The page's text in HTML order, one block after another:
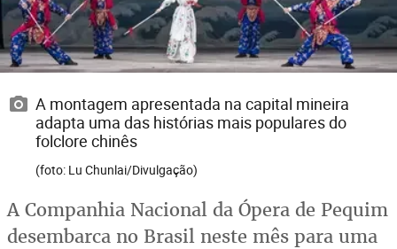
A montagem apresentada na capital mineira
adapta uma das histórias mais populares do
folclore chinês
(foto: Lu Chunlai/Divulgação)
A Companhia Nacional da Ópera de Pequim
desembarca no Brasil neste mês para uma